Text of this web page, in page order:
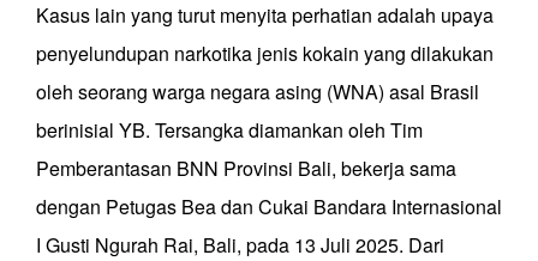
Kasus lain yang turut menyita perhatian adalah upaya
penyelundupan narkotika jenis kokain yang dilakukan
oleh seorang warga negara asing (WNA) asal Brasil
berinisial YB. Tersangka diamankan oleh Tim
Pemberantasan BNN Provinsi Bali, bekerja sama
dengan Petugas Bea dan Cukai Bandara Internasional
I Gusti Ngurah Rai, Bali, pada 13 Juli 2025. Dari